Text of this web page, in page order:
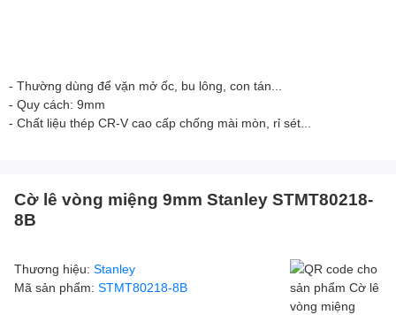
- Thường dùng để vặn mở ốc, bu lông, con tán...
- Quy cách: 9mm
- Chất liệu thép CR-V cao cấp chống mài mòn, rỉ sét...
Cờ lê vòng miệng 9mm Stanley STMT80218-
8B
Thương hiệu: Stanley
Mã sản phẩm: STMT80218-8B